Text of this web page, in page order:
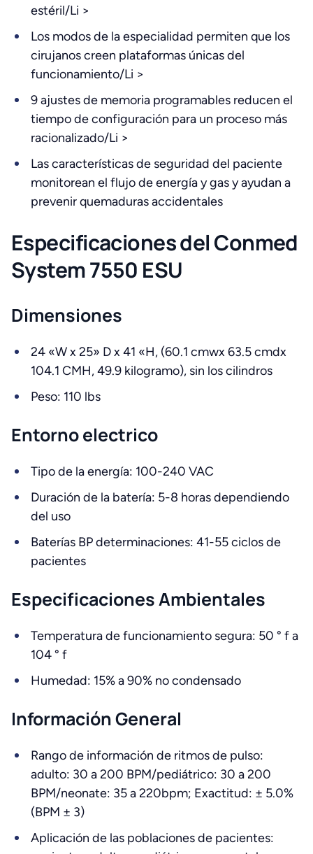
estéril/Li >
Los modos de la especialidad permiten que los
cirujanos creen plataformas únicas del
funcionamiento/Li >
9 ajustes de memoria programables reducen el
tiempo de configuración para un proceso más
racionalizado/Li >
Las características de seguridad del paciente
monitorean el flujo de energía y gas y ayudan a
prevenir quemaduras accidentales
Especificaciones del Conmed
System 7550 ESU
Dimensiones
24 «W x 25» D x 41 «H, (60.1 cmwx 63.5 cmdx
104.1 CMH, 49.9 kilogramo), sin los cilindros
Peso: 110 lbs
Entorno electrico
Tipo de la energía: 100-240 VAC
Duración de la batería: 5-8 horas dependiendo
del uso
Baterías BP determinaciones: 41-55 ciclos de
pacientes
Especificaciones Ambientales
Temperatura de funcionamiento segura: 50 ° f a
104 ° f
Humedad: 15% a 90% no condensado
Información General
Rango de información de ritmos de pulso:
adulto: 30 a 200 BPM/pediátrico: 30 a 200
BPM/neonate: 35 a 220bpm; Exactitud: ± 5.0%
(BPM ± 3)
Aplicación de las poblaciones de pacientes: